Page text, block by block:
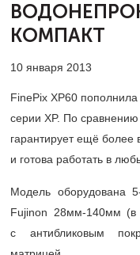
КОМПАКТ
10 января 2013
FinePix XP60
серии XP. По
гарантирует ещё более
и готова работать в
Модель оборудована
Fujinon 28мм-140мм (в
с антибликовым